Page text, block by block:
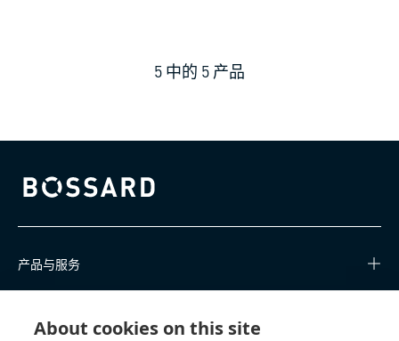
About cookies on this site
5 中的 5 产品
Bossard homepage
产品与服务